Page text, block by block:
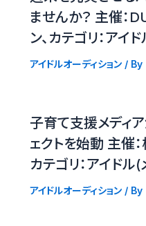
ませんか？ 主催：
ン、カテゴリ：アイ
アイドルオーディション/ By
子育て支援メディ
ェクトを始動 主催：
カテゴリ：アイドル
アイドルオーディション/ By